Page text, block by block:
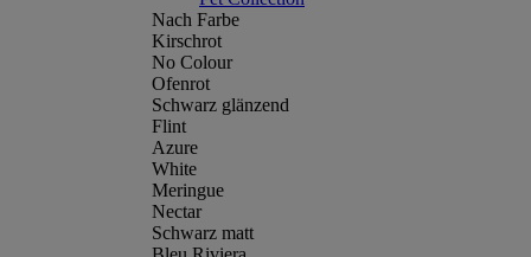
Nach Farbe
Kirschrot
No Colour
Ofenrot
Schwarz glänzend
Flint
Azure
White
Meringue
Nectar
Schwarz matt